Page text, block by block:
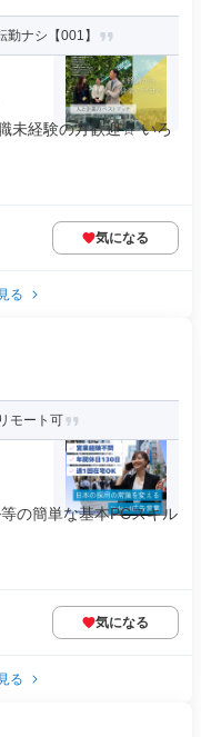
ナシ【001】
未経験の方歓迎☆ いろ
気になる
る
モート可
の簡単な基本PCスキル
気になる
る